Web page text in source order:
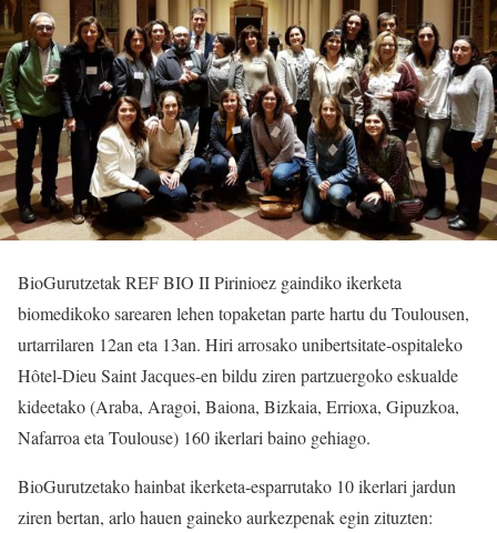
BioGurutzetak REF BIO II Pirinioez gaindiko ikerketa
biomedikoko sarearen lehen topaketan parte hartu du Toulousen,
urtarrilaren 12an eta 13an. Hiri arrosako unibertsitate-ospitaleko
Hôtel-Dieu Saint Jacques-en bildu ziren partzuergoko eskualde
kideetako (Araba, Aragoi, Baiona, Bizkaia, Errioxa, Gipuzkoa,
Nafarroa eta Toulouse) 160 ikerlari baino gehiago.
BioGurutzetako hainbat ikerketa-esparrutako 10 ikerlari jardun
ziren bertan, arlo hauen gaineko aurkezpenak egin zituzten: